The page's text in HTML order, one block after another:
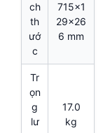
ch
th
ướ
c
715x1
29x26
6 mm
Tr
ọn
g
lư
17.0
kg